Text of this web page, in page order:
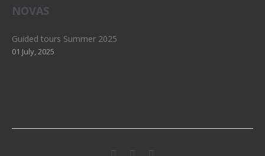
NOVAS
Guided tours Summer 2025
01 July, 2025